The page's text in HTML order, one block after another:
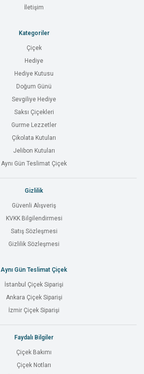
İletişim
Kategoriler
Çiçek
Hediye
Hediye Kutusu
Doğum Günü
Sevgiliye Hediye
Saksı Çiçekleri
Gurme Lezzetler
Çikolata Kutuları
Jelibon Kutuları
Aynı Gün Teslimat Çiçek
Gizlilik
Güvenli Alışveriş
KVKK Bilgilendirmesi
Satış Sözleşmesi
Gizlilik Sözleşmesi
Aynı Gün Teslimat Çiçek
İstanbul Çiçek Siparişi
Ankara Çiçek Siparişi
İzmir Çiçek Siparişi
Faydalı Bilgiler
Çiçek Bakımı
Çiçek Notları